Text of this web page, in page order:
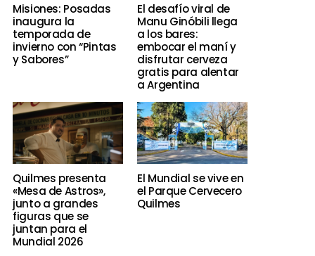
Misiones: Posadas
inaugura la
temporada de
invierno con “Pintas
y Sabores”
El desafío viral de
Manu Ginóbili llega
a los bares:
embocar el maní y
disfrutar cerveza
gratis para alentar
a Argentina
Quilmes presenta
«Mesa de Astros»,
junto a grandes
figuras que se
juntan para el
Mundial 2026
El Mundial se vive en
el Parque Cervecero
Quilmes